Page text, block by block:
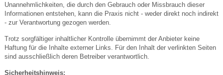
Unannehmlichkeiten, die durch den Gebrauch oder Missbrauch dieser
Informationen entstehen, kann die Praxis nicht - weder direkt noch indirekt
- zur Verantwortung gezogen werden.
Trotz sorgfältiger inhaltlicher Kontrolle übernimmt der Anbieter keine
Haftung für die Inhalte externer Links. Für den Inhalt der verlinkten Seiten
sind ausschließlich deren Betreiber verantwortlich.
Sicherheitshinweis: